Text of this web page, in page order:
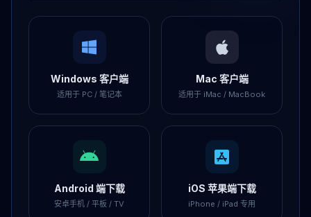
Windows 客户端
适用于 PC / 笔记本
Mac 客户端
适用于 iMac / MacBook
Android 端下载
安卓手机 / 平板 / TV
iOS 苹果端下载
iPhone / iPad 专用